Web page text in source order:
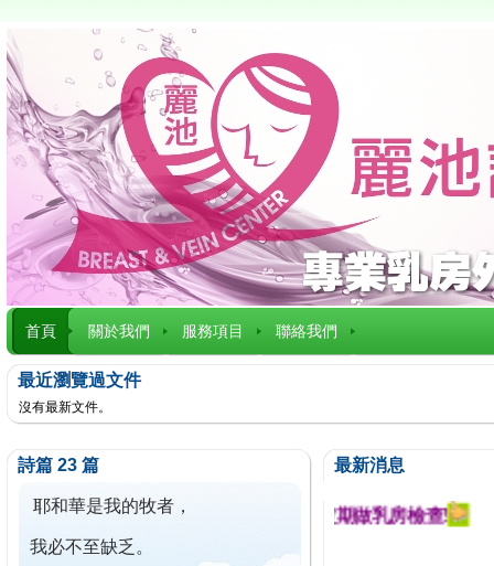
首頁 關於我們 服務項目 聯絡我們
最近瀏覽過文件
沒有最新文件。
詩篇 23 篇
耶和華是我的牧者，
我必不至缺乏。
最新消息
今已篩檢出1700位乳癌患者,提醒您定期做乳房檢查!